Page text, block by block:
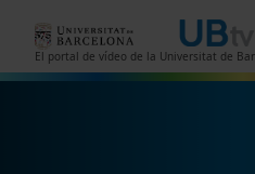
El portal de vídeo de la Universitat de